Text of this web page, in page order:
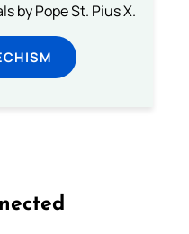
by Pope St. Pius X.